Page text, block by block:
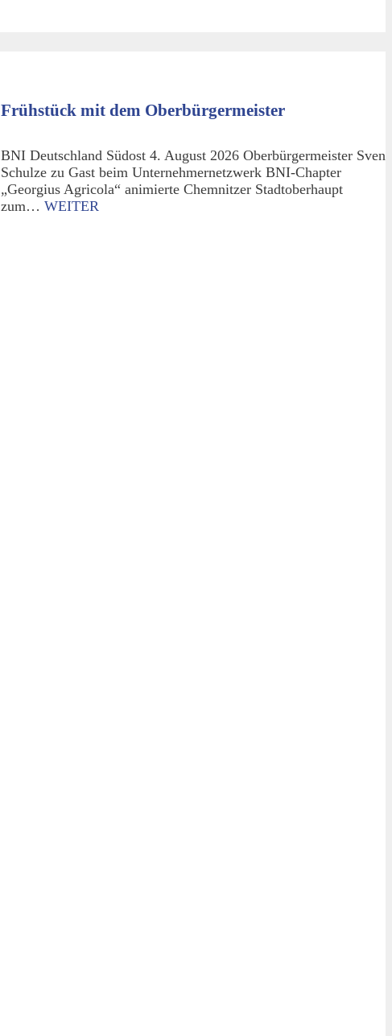
Frühstück mit dem Oberbürgermeister
BNI Deutschland Südost 4. August 2026 Oberbürgermeister Sven
Schulze zu Gast beim Unternehmernetzwerk BNI-Chapter
„Georgius Agricola“ animierte Chemnitzer Stadtoberhaupt
zum… WEITER